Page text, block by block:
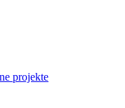
projekte